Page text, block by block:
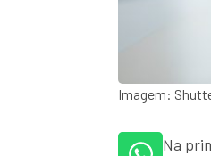
Imagem:
Na